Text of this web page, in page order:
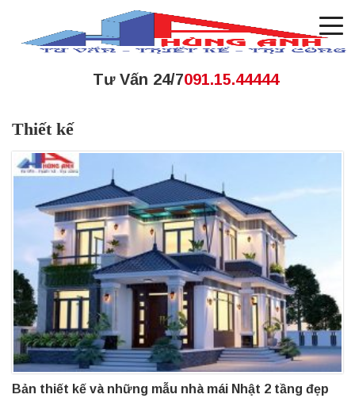
Tư Vấn 24/7091.15.44444
Thiết kế
Bản thiết kế và những mẫu nhà mái Nhật 2 tầng đẹp